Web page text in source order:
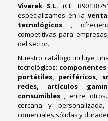
Vivarek S.L. (CIF
especializamos en la
tecnológicos ,
competitivas para
del sector.
Nuestro catálogo incluye
tecnológicos:
portátiles, periféricos,
redes, artículos
consumibles , entre
cercana y
comerciales sólidas y